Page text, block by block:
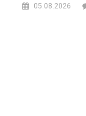
05.08.2026